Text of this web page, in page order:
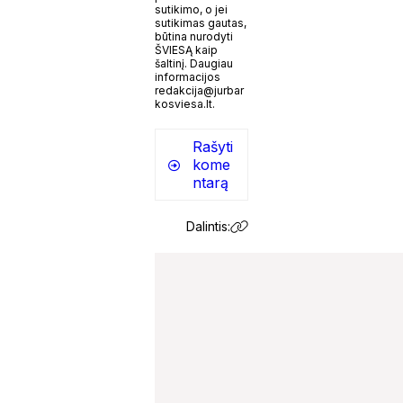
sutikimo, o jei
sutikimas gautas,
būtina nurodyti
ŠVIESĄ kaip
šaltinį. Daugiau
informacijos
redakcija@jurbar
kosviesa.lt.
Rašyti
kome
ntarą
Dalintis: